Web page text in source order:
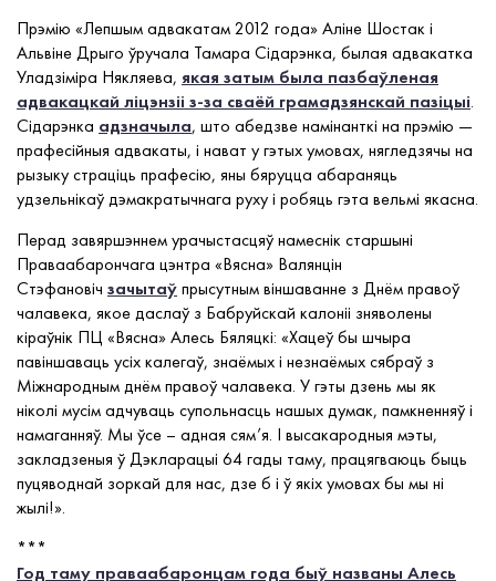
Прэмію «Лепшым адвакатам 2012 года» Аліне Шостак і
Альвіне Дрыго ўручала Тамара Сідарэнка, былая адвакатка
Уладзіміра Някляева, якая затым была пазбаўленая
адвакацкай ліцэнзіі з-за сваёй грамадзянскай пазіцыі.
Сідарэнка адзначыла, што абедзве намінанткі на прэмію —
прафесійныя адвакаты, і нават у гэтых умовах, нягледзячы на
рызыку страціць прафесію, яны бяруцца абараняць
удзельнікаў дэмакратычнага руху і робяць гэта вельмі якасна.
Перад завяршэннем урачыстасцяў намеснік старшыні
Праваабарончага цэнтра «Вясна» Валянцін
Стэфановіч зачытаўпрысутным віншаванне з Днём правоў
чалавека, якое даслаў з Бабруйскай калоніі зняволены
кіраўнік ПЦ «Вясна» Алесь Бяляцкі: «Хацеў бы шчыра
павіншаваць усіх калегаў, знаёмых і незнаёмых сябраў з
Міжнародным днём правоў чалавека. У гэты дзень мы як
ніколі мусім адчуваць супольнасць нашых думак, памкненняў і
намаганняў. Мы ўсе – адная сям’я. І высакародныя мэты,
закладзеныя ў Дэкларацыі 64 гады таму, працягваюць быць
пуцяводнай зоркай для нас, дзе б і ў якіх умовах бы мы ні
жылі!».
***
Год таму праваабаронцам года быў названы Алесь